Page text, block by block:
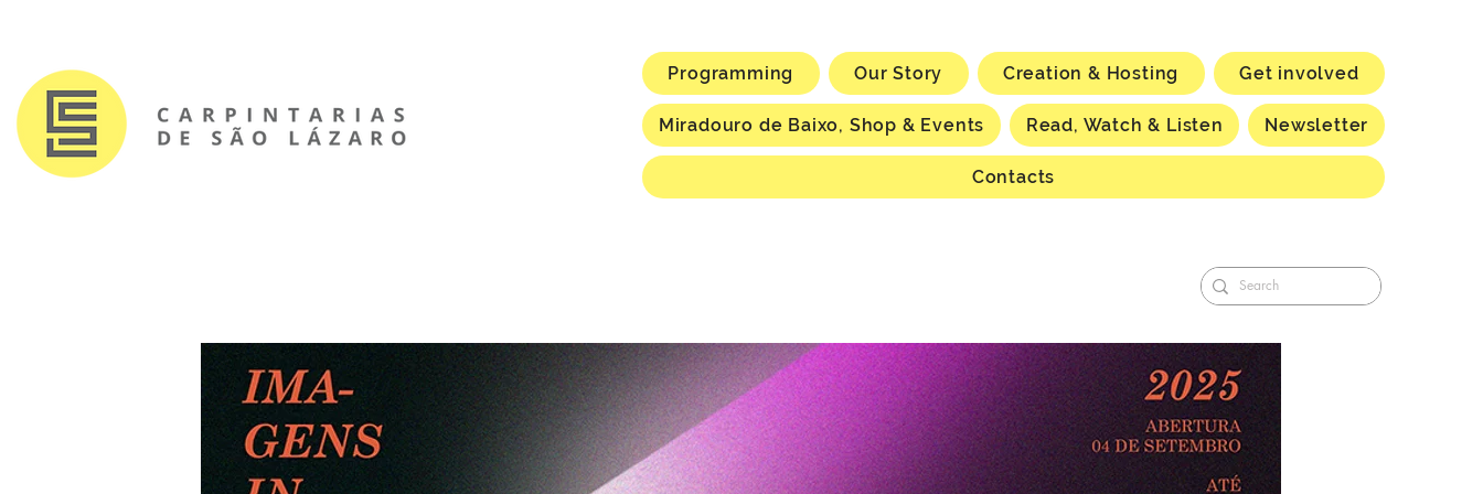
Programming Our Story Creation & Hosting Get involved
Miradouro de Baixo, Shop & Events Read, Watch & Listen Newsletter
Contacts